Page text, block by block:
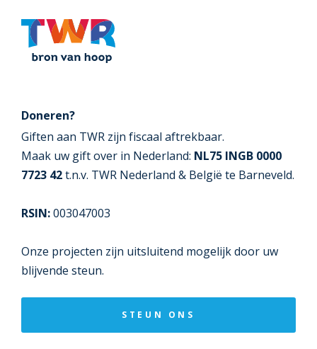
Doneren?
Giften aan TWR zijn fiscaal aftrekbaar.
Maak uw gift over in Nederland: NL75 INGB 0000
7723 42t.n.v. TWR Nederland & België te Barneveld.
RSIN:003047003
Onze projecten zijn uitsluitend mogelijk door uw
blijvende steun.
STEUN ONS